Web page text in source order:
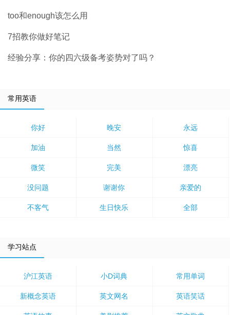
too和enough该怎么用
7招教你做好笔记
经验分享：你的四六级备考姿势对了吗？
常用英语
你好 晚安 永远
加油 当然 惊喜
微笑 完美 漂亮
没问题 谢谢你 亲爱的
不客气 生日快乐 全部
学习站点
沪江英语 小D词典 常用单词
新概念英语 英文网名 英语笑话